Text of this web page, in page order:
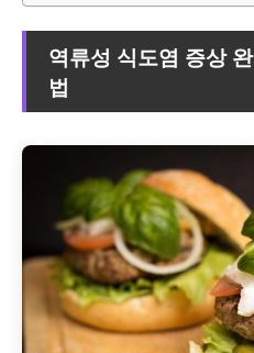
역류성 식도염 증상
법